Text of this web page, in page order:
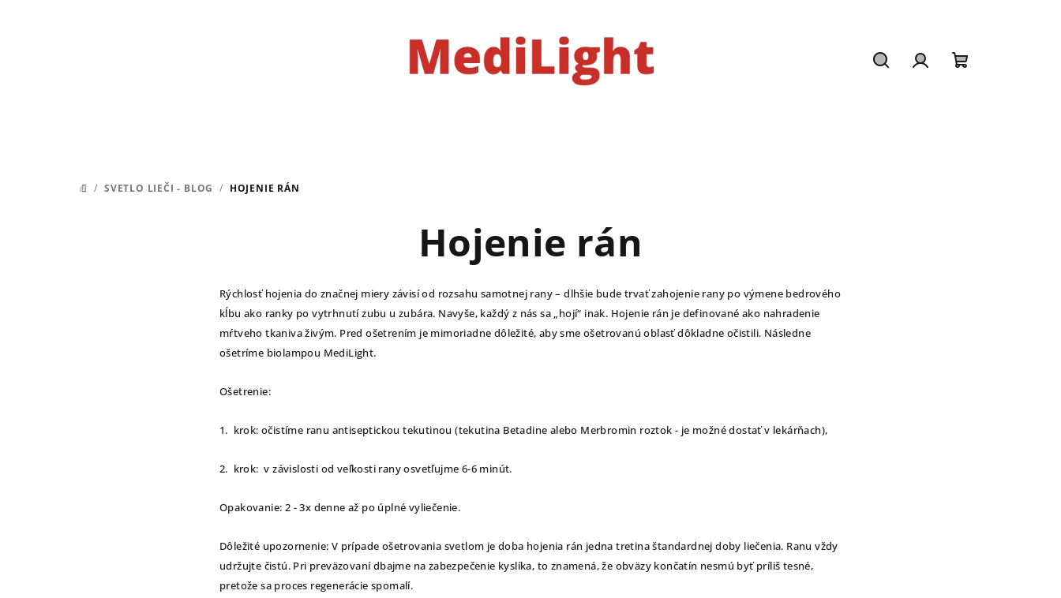
DOMOV
/ SVETLO LIEČI - BLOG / HOJENIE RÁN
Hojenie rán
Rýchlosť hojenia do značnej miery závisí od rozsahu samotnej rany – dlhšie bude trvať zahojenie rany po výmene bedrového
kĺbu ako ranky po vytrhnutí zubu u zubára. Navyše, každý z nás sa „hojí“ inak. Hojenie rán je definované ako nahradenie
mŕtveho tkaniva živým. Pred ošetrením je mimoriadne dôležité, aby sme ošetrovanú oblasť dôkladne očistili. Následne
ošetríme biolampou MediLight.
Ošetrenie:
1. krok: očistíme ranu antiseptickou tekutinou (tekutina Betadine alebo Merbromin roztok - je možné dostať v lekárňach),
2. krok: v závislosti od veľkosti rany osvetľujme 6-6 minút.
Opakovanie: 2 - 3x denne až po úplné vyliečenie.
Dôležité upozornenie: V prípade ošetrovania svetlom je doba hojenia rán jedna tretina štandardnej doby liečenia. Ranu vždy
udržujte čistú. Pri preväzovaní dbajme na zabezpečenie kyslíka, to znamená, že obväzy končatín nesmú byť príliš tesné,
pretože sa proces regenerácie spomalí.